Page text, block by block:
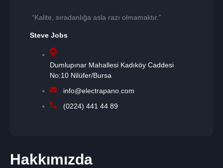
“Kalite, sıradanlığa asla razı olmamaktır.”
Steve Jobs
Dumlupınar Mahallesi Kadıköy Caddesi
No:10 Nilüfer/Bursa
info@electrapano.com
(0224) 441 44 89
Hakkımızda